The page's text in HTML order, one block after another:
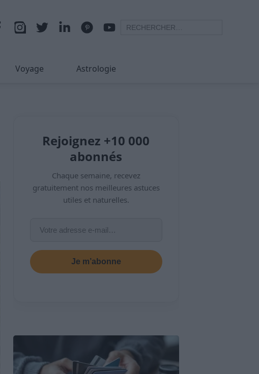
Voyage Astrologie
Rejoignez +10 000
abonnés
Chaque semaine, recevez
gratuitement nos meilleures astuces
utiles et naturelles.
Je m’abonne